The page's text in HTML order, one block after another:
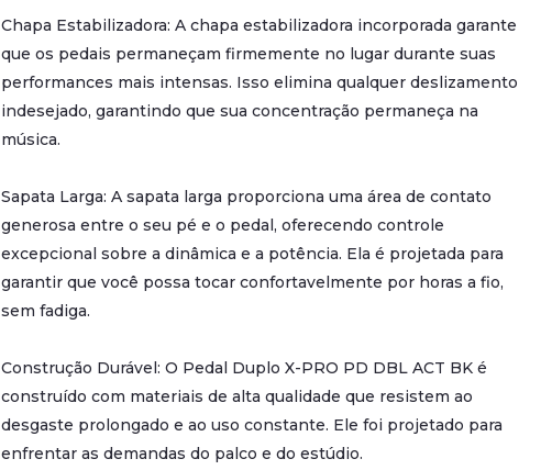
Chapa Estabilizadora: A chapa estabilizadora incorporada garante
que os pedais permaneçam firmemente no lugar durante suas
performances mais intensas. Isso elimina qualquer deslizamento
indesejado, garantindo que sua concentração permaneça na
música.
Sapata Larga: A sapata larga proporciona uma área de contato
generosa entre o seu pé e o pedal, oferecendo controle
excepcional sobre a dinâmica e a potência. Ela é projetada para
garantir que você possa tocar confortavelmente por horas a fio,
sem fadiga.
Construção Durável: O Pedal Duplo X-PRO PD DBL ACT BK é
construído com materiais de alta qualidade que resistem ao
desgaste prolongado e ao uso constante. Ele foi projetado para
enfrentar as demandas do palco e do estúdio.